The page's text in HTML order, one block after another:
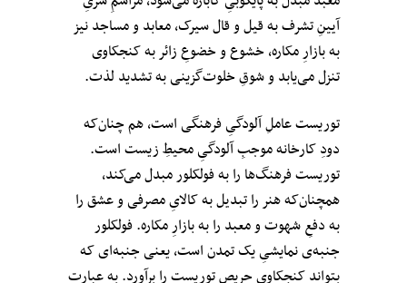
آیینِ تشرف به قیل و قال سیرک، معابد و مساجد نیز
به بازارِ مکاره، خشوع و خضوعِ زائر به کنجکاوی
تنزل می‌یابد و شوقِ خلوت‌گزینی به تشدید لذت.
توریست عاملِ آلودگیِ فرهنگی است، هم چنان‌که
دودِ کارخانه موجبِ آلودگیِ محیطِ زیست است.
توریست فرهنگ‌ها را به فولکلور مبدل می‌کند،
همچنان‌که هنر را تبدیل به کالایِ مصرفی و عشق را
به دفعِ شهوت و معبد را به بازارِ مکاره. فولکلور
جنبه‌ی نمایشیِ یک تمدن است، یعنی جنبه‌ای که
بتواند کنجکاویِ حریصِ توریست را برآورد. به عبارتِ